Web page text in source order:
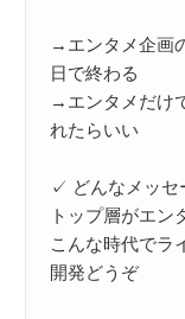
→エンタメ企画
日で終わる
→エンタメだけ
れたらいい
✓ どんなメッセ
トップ層がエン
こんな時代でラ
開発どうぞ